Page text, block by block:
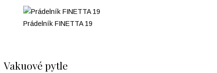
Prádelník FINETTA 19
Vakuové pytle